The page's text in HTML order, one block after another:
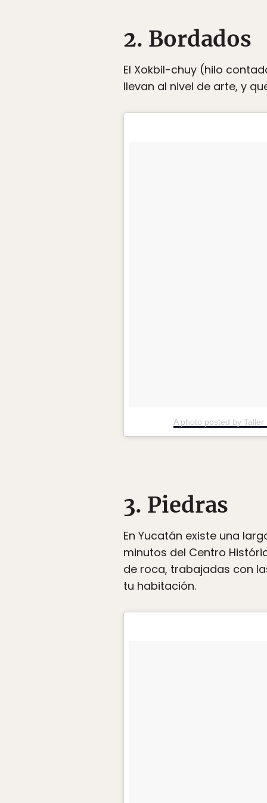
2. Bordados
El Xokbil-chuy (hilo
llevan al nivel de arte, y
A photo posted by
3. Piedras
En Yucatán existe una
minutos del Centro
de roca, trabajadas con
tu habitación.